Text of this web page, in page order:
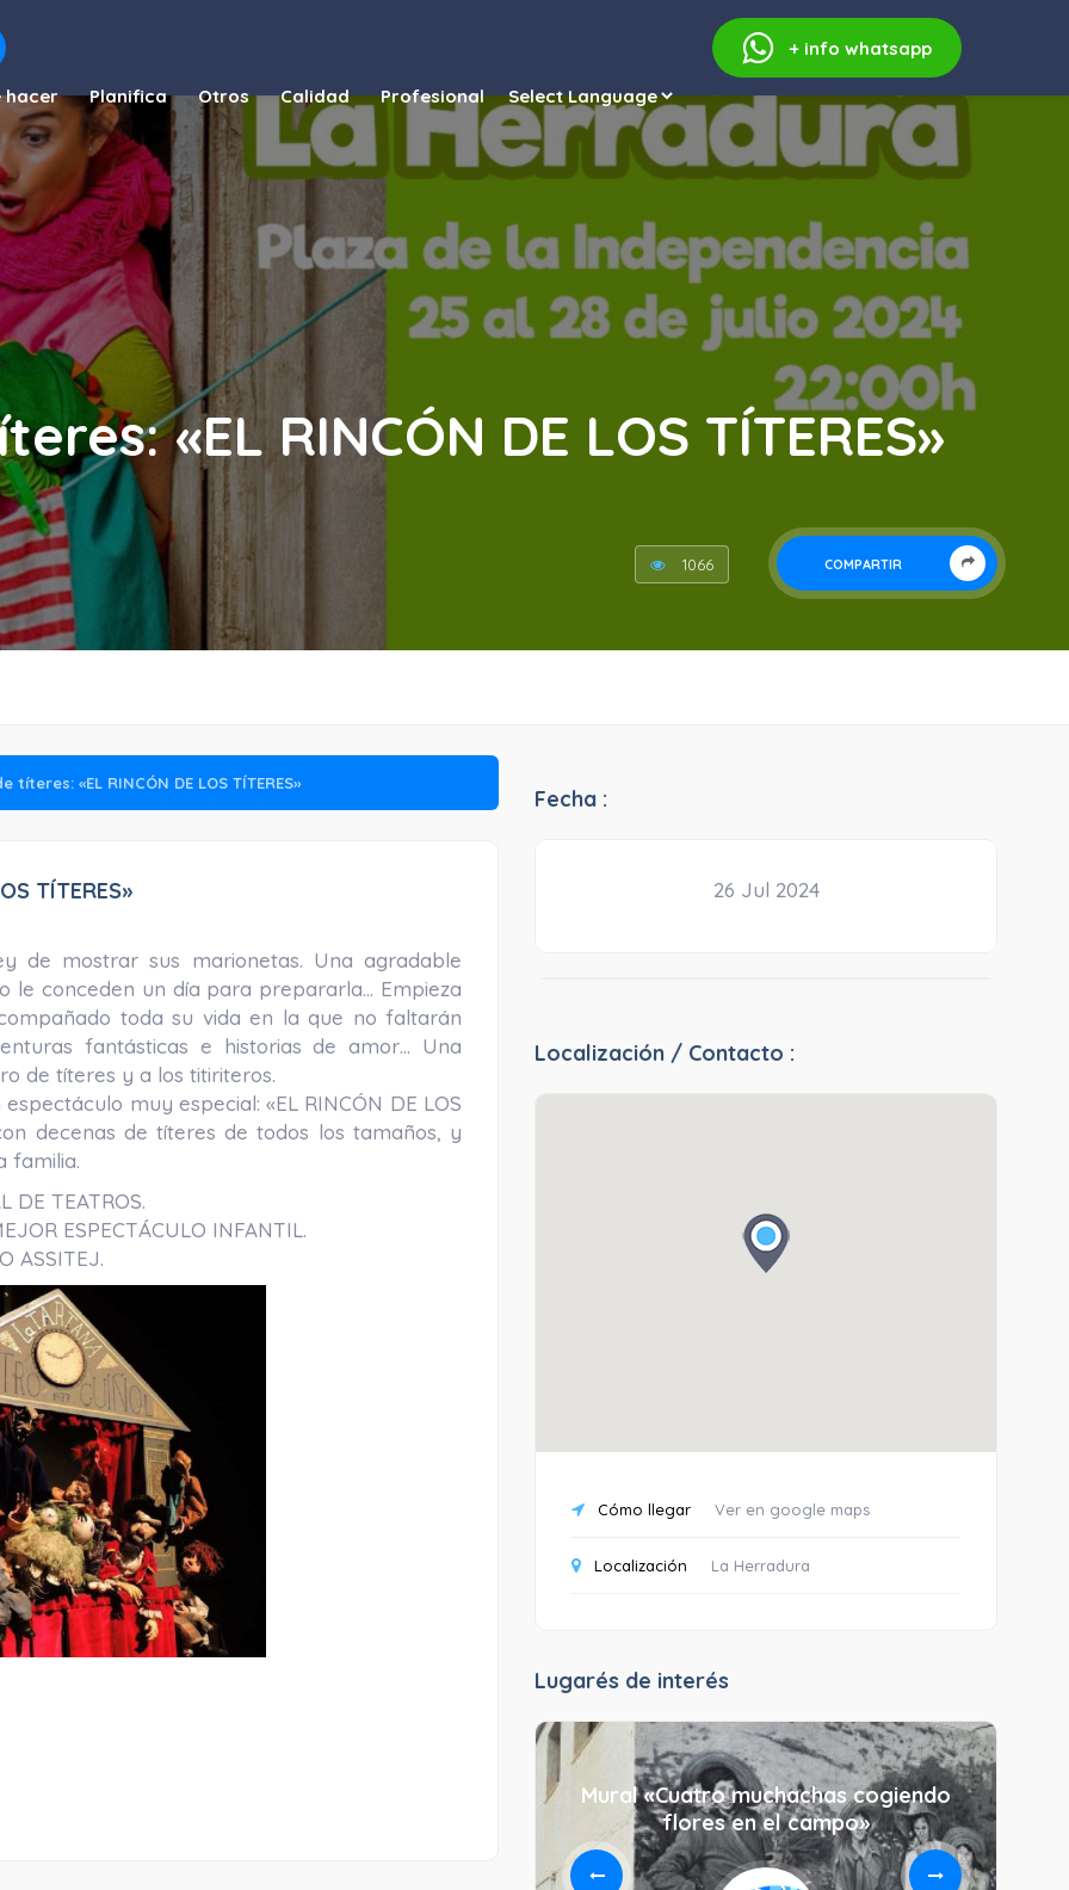
+ info whatsapp
hacer Planifica Otros Calidad Profesional
«EL RINCÓN DE LOS TÍTERES»
COMPARTIR
1066
títeres: «EL RINCÓN DE LOS TÍTERES»
TÍTERES»
de mostrar sus marionetas. Una agradable
le conceden un día para prepararla… Empieza
toda su vida en la que no faltarán
fantásticas e historias de amor… Una
de títeres y a los titiriteros.
muy especial: «EL RINCÓN DE LOS
decenas de títeres de todos los tamaños, y
familia.
DE TEATROS.
ESPECTÁCULO INFANTIL.
ASSITEJ.
Fecha :
26 Jul 2024
Localización / Contacto :
Cómo llegar Ver en google maps
Localización La Herradura
Lugarés de interés
Mural «Cuatro muchachas cogiendo
flores en el campo»